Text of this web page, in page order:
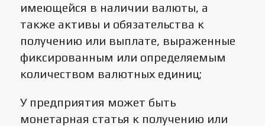
имеющейся в наличии валюты, а
также активы и обязательства к
получению или выплате, выраженные
фиксированным или определяемым
количеством валютных единиц;
У предприятия может быть
монетарная статья к получению или